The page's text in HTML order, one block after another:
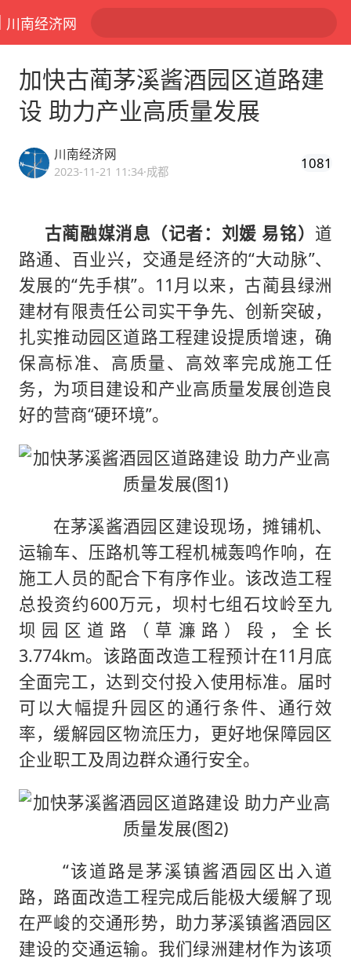
川南经济网
加快古蔺茅溪酱酒园区道路建
设 助力产业高质量发​展
川南经济网
2023-11-21 11:34·成都 1081
古蔺融媒消息（记者：刘媛 易铭） 道
路通、百业兴，交通是经济的“大动脉”、
发展的“先手棋”。11月以来，古蔺县绿洲
建材有限责任公司实干争先、创新突破，
扎实推动园区道路工程建设提质增速，确
保高标准、高质量、高效率完成施工任
务，为项目建设和产业高质量发展创造良
好的营商“硬环境”。
在茅溪酱酒园区建设现场，摊铺机、
运输车、压路机等工程机械轰鸣作响，在
施工人员的配合下有序作业。该改造工程
总投资约600万元，坝村七组石坟岭至九
坝园区道路（草濂路）段，全长
3.774km。该路面改造工程预计在11月底
全面完工，达到交付投入使用标准。届时
可以大幅提升园区的通行条件、通行效
率，缓解园区物流压力，更好地保障园区
企业职工及周边群众通行安全。
“该道路是茅溪镇酱酒园区出入道
路，路面改造工程完成后能极大缓解了现
在严峻的交通形势，助力茅溪镇酱酒园区
建设的交通运输。我们绿洲建材作为该项